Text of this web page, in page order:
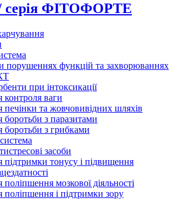
ФІТОФОРТЕ
порушеннях функцій та захворюваннях
при інтоксикації
контроля ваги
печінки та жовчовивідних шляхів
боротьби з паразитами
боротьби з грибками
засоби
підтримки тонусу і підвищення
поліпшення мозкової діяльності
поліпшення і підтримки зору